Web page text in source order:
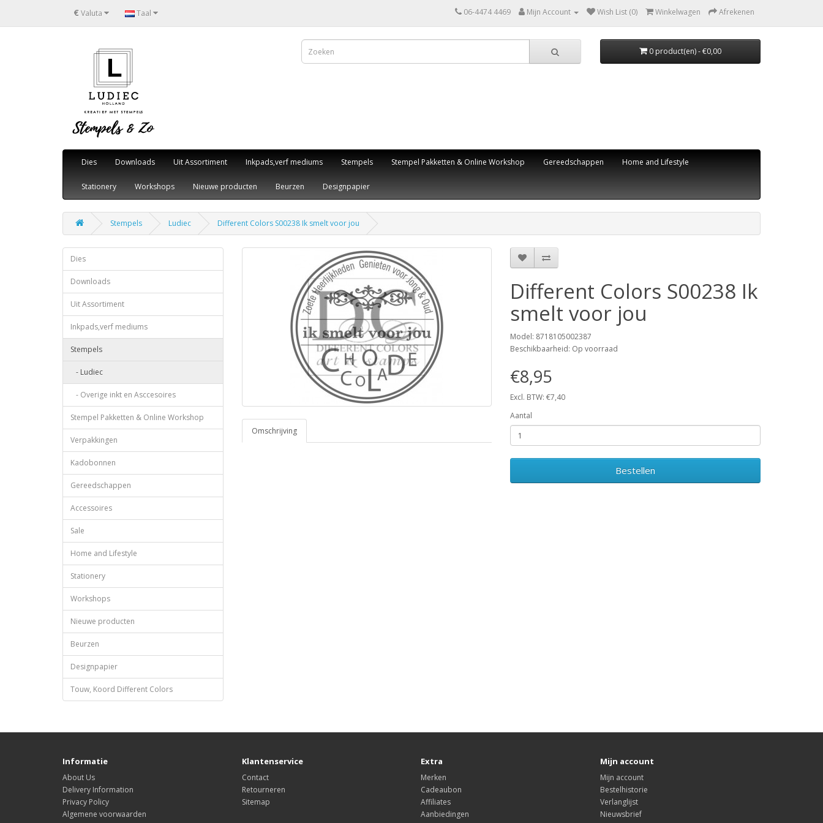
€ Valuta Taal 06-4474 4469 Mijn Account Wish List (0) Winkelwagen Afrekenen
0 product(en) - €0,00
Dies Downloads Uit Assortiment Inkpads,verf mediums Stempels Stempel Pakketten & Online Workshop Gereedschappen Home and Lifestyle
Stationery Workshops Nieuwe producten Beurzen Designpapier
Stempels Ludiec Different Colors S00238 Ik smelt voor jou
Dies
Downloads
Uit Assortiment
Inkpads,verf mediums
Stempels
- Ludiec
- Overige inkt en Asccesoires
Stempel Pakketten & Online Workshop
Verpakkingen
Kadobonnen
Gereedschappen
Accessoires
Sale
Home and Lifestyle
Stationery
Workshops
Nieuwe producten
Beurzen
Designpapier
Touw, Koord Different Colors
Omschrijving
Different Colors S00238 Ik
smelt voor jou
Model: 8718105002387
Beschikbaarheid: Op voorraad
€8,95
Excl. BTW: €7,40
Aantal
Bestellen
Informatie
About Us
Delivery Information
Privacy Policy
Algemene voorwaarden
Klantenservice
Contact
Retourneren
Sitemap
Extra
Merken
Cadeaubon
Affiliates
Aanbiedingen
Mijn account
Mijn account
Bestelhistorie
Verlanglijst
Nieuwsbrief